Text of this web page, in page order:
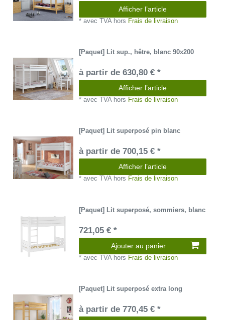
Afficher l’article
*avec TVA hors Frais de livraison
[Paquet] Lit sup., hêtre, blanc 90x200
à partir de 630,80 € *
Afficher l’article
*avec TVA hors Frais de livraison
[Paquet] Lit superposé pin blanc
à partir de 700,15 € *
Afficher l’article
*avec TVAhors Frais de livraison
[Paquet] Lit superposé, sommiers, blanc
721,05 € *
Ajouter au panier
*avec TVA hors Frais de livraison
[Paquet] Lit superposé extra long
à partir de 770,45 € *